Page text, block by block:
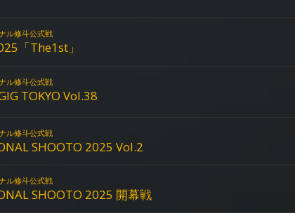
ル修斗公式戦
「The1st」
ル修斗公式戦
TOKYO Vol.38
ル修斗公式戦
SHOOTO 2025 Vol.2
ル修斗公式戦
SHOOTO 2025 開幕戦